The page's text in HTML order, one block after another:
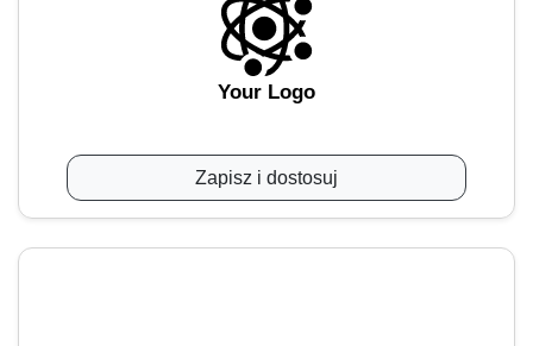
Your Logo
Zapisz i dostosuj